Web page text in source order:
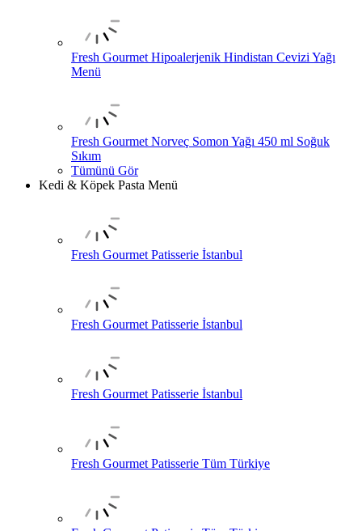
Fresh Gourmet Hipoalerjenik Hindistan Cevizi Yağı
Menü
Fresh Gourmet Norveç Somon Yağı 450 ml Soğuk
Sıkım
Tümünü Gör
Kedi & Köpek Pasta Menü
Fresh Gourmet Patisserie İstanbul
Fresh Gourmet Patisserie İstanbul
Fresh Gourmet Patisserie İstanbul
Fresh Gourmet Patisserie Tüm Türkiye